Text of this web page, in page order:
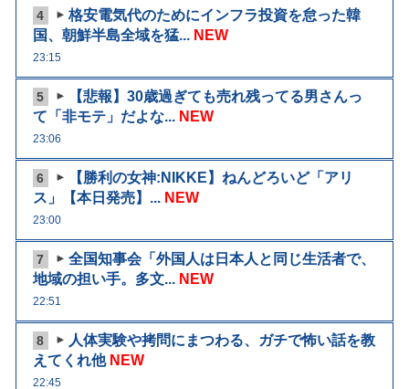
4
格安電気代のためにインフラ投資を怠った韓
国、朝鮮半島全域を猛... NEW
23:15
5
【悲報】30歳過ぎても売れ残ってる男さんっ
て「非モテ」だよな... NEW
23:06
6
【勝利の女神:NIKKE】ねんどろいど「アリ
ス」【本日発売】... NEW
23:00
7
全国知事会「外国人は日本人と同じ生活者で、
地域の担い手。多文... NEW
22:51
8
人体実験や拷問にまつわる、ガチで怖い話を教
えてくれ他 NEW
22:45